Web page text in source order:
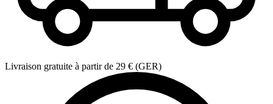
Livraison gratuite à partir de 29 € (GER)